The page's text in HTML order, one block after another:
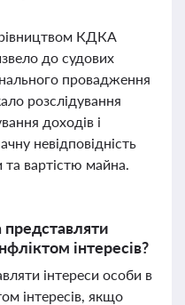
КДКА
до судових
провадження
розслідування
доходів і
невідповідність
вартістю майна.
представляти
інтересів?
інтереси особи в
інтересів, якщо